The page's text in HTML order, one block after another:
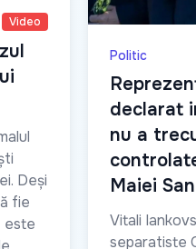
Video
Deși
fie
este
Politic
declarat
nu a
Maiei
Vitali
separatiste